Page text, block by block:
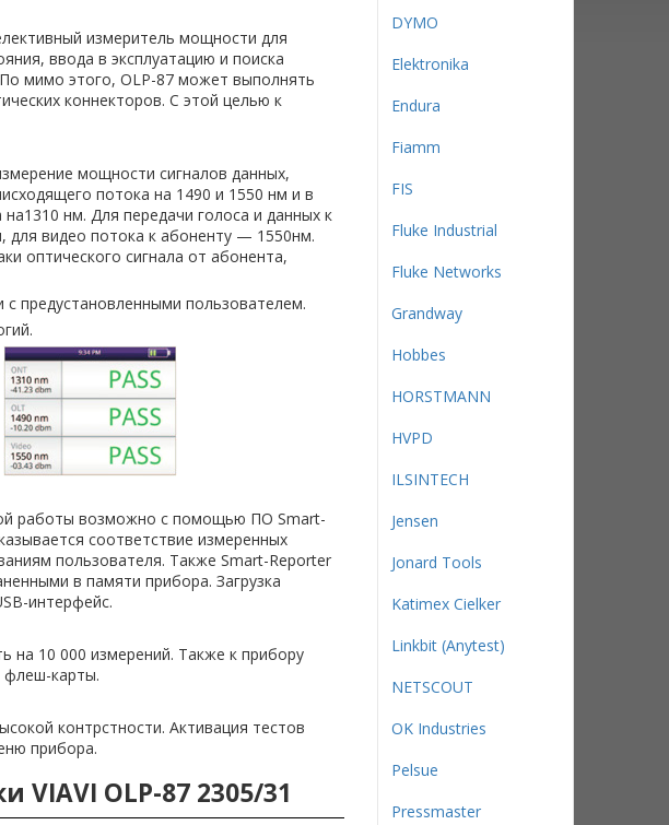
измеритель мощности для
ввода в эксплуатацию и поиска
По мимо этого, OLP-87 может выполнять
коннекторов. С этой целью к
мощности сигналов данных,
потока на 1490 и 1550 нм и в
нм. Для передачи голоса и данных к
для видео потока к абоненту — 1550нм.
оптического сигнала от абонента,
предустановленными пользователем.
работы возможно с помощью ПО Smart-
соответствие измеренных
пользователя. Также Smart-Reporter
в памяти прибора. Загрузка
интерфейс.
на 10 000 измерений. Также к прибору
карты.
контрстности. Активация тестов
прибора.
VIAVI OLP-87 2305/31
DYMO
Elektronika
Endura
Fiamm
FIS
Fluke Industrial
Fluke Networks
Grandway
Hobbes
HORSTMANN
HVPD
ILSINTECH
Jensen
Jonard Tools
Katimex Cielker
Linkbit (Anytest)
NETSCOUT
OK Industries
Pelsue
Pressmaster